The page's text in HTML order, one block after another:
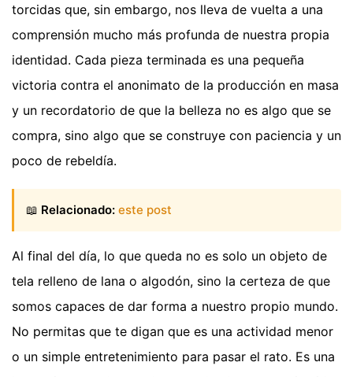
torcidas que, sin embargo, nos lleva de vuelta a una
comprensión mucho más profunda de nuestra propia
identidad. Cada pieza terminada es una pequeña
victoria contra el anonimato de la producción en masa
y un recordatorio de que la belleza no es algo que se
compra, sino algo que se construye con paciencia y un
poco de rebeldía.
📖 Relacionado: este post
Al final del día, lo que queda no es solo un objeto de
tela relleno de lana o algodón, sino la certeza de que
somos capaces de dar forma a nuestro propio mundo.
No permitas que te digan que es una actividad menor
o un simple entretenimiento para pasar el rato. Es una